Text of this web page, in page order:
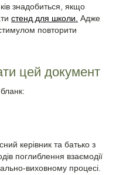
знадобиться, якщо
стенд для школи. Адже
повторити
цей документ
керівник та батько з
поглиблення взаємодії
виховному процесі.